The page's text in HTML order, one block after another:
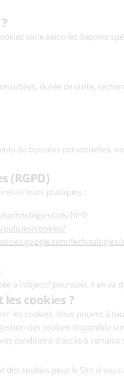
varie selon les besoins
durée de visite,
de données personnelles,
(RGPD)
et leurs pratiques :
ads?hl=fr
cookies/
technologies/
.
à l’objectif poursuivi. Il en
cookies ?
les cookies. Vous pouvez à
des cookies disponible
conditions d’accès à certains
cookies pour le Site si